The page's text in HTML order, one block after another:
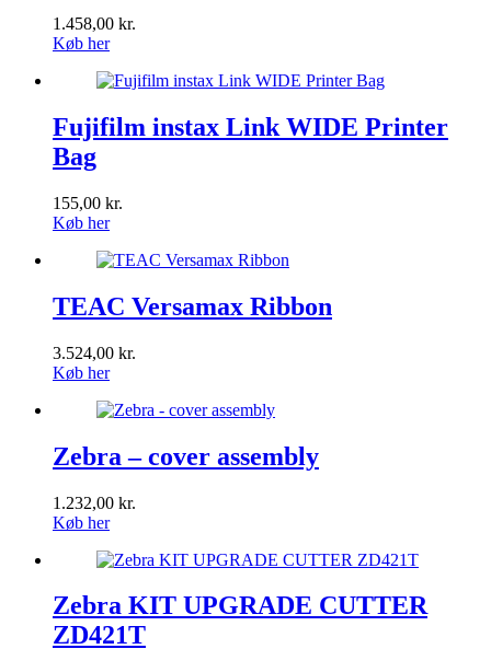
1.458,00 kr.
Køb her
Fujifilm instax Link WIDE Printer
Bag
155,00 kr.
Køb her
TEAC Versamax Ribbon
3.524,00 kr.
Køb her
Zebra – cover assembly
1.232,00 kr.
Køb her
Zebra KIT UPGRADE CUTTER
ZD421T